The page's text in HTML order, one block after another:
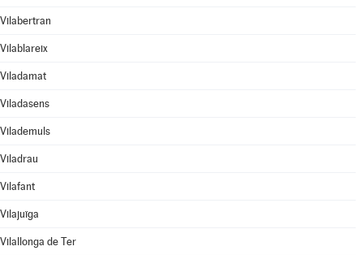
Vilabertran
Vilablareix
Viladamat
Viladasens
Vilademuls
Viladrau
Vilafant
Vilajuïga
Vilallonga de Ter